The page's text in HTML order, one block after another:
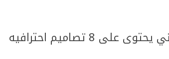
8 تصاميم احترافيه